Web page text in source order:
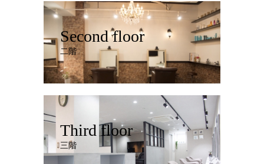
Second floor
二階
Third floor
三階